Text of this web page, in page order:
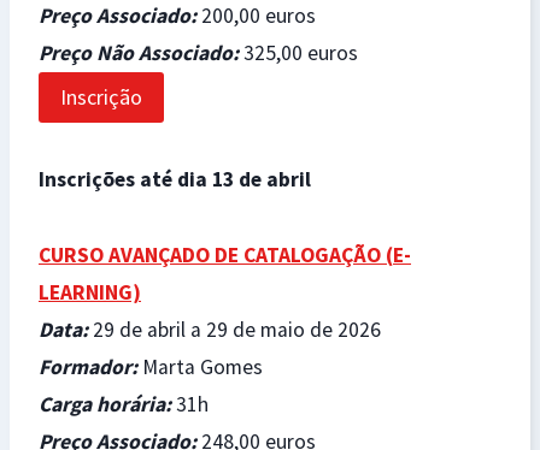
Preço Associado:200,00 euros
Preço Não Associado:325,00 euros
Inscrição
Inscrições até dia 13 de abril
CURSO AVANÇADO DE CATALOGAÇÃO (E-
LEARNING)
Data: 29 de abril a 29 de maio de 2026
Formador: Marta Gomes
Carga horária:31h
Preço Associado:248,00 euros